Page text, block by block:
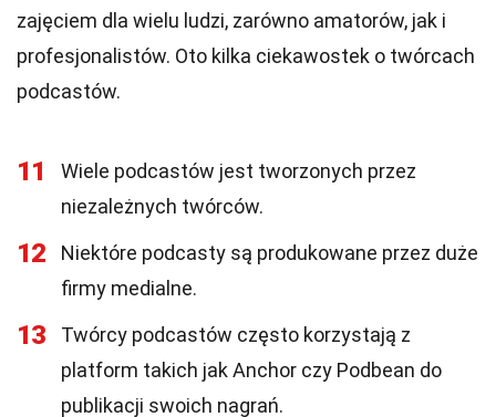
zajęciem dla wielu ludzi, zarówno amatorów, jak i
profesjonalistów. Oto kilka ciekawostek o twórcach
podcastów.
11
Wiele podcastów jest tworzonych przez
niezależnych twórców.
12
Niektóre podcasty są produkowane przez duże
firmy medialne.
13
Twórcy podcastów często korzystają z
platform takich jak Anchor czy Podbean do
publikacji swoich nagrań.